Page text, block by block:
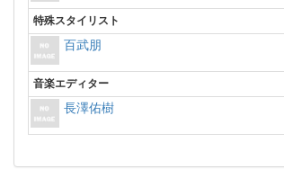
特殊スタイリスト
百武朋
音楽エディター
長澤佑樹